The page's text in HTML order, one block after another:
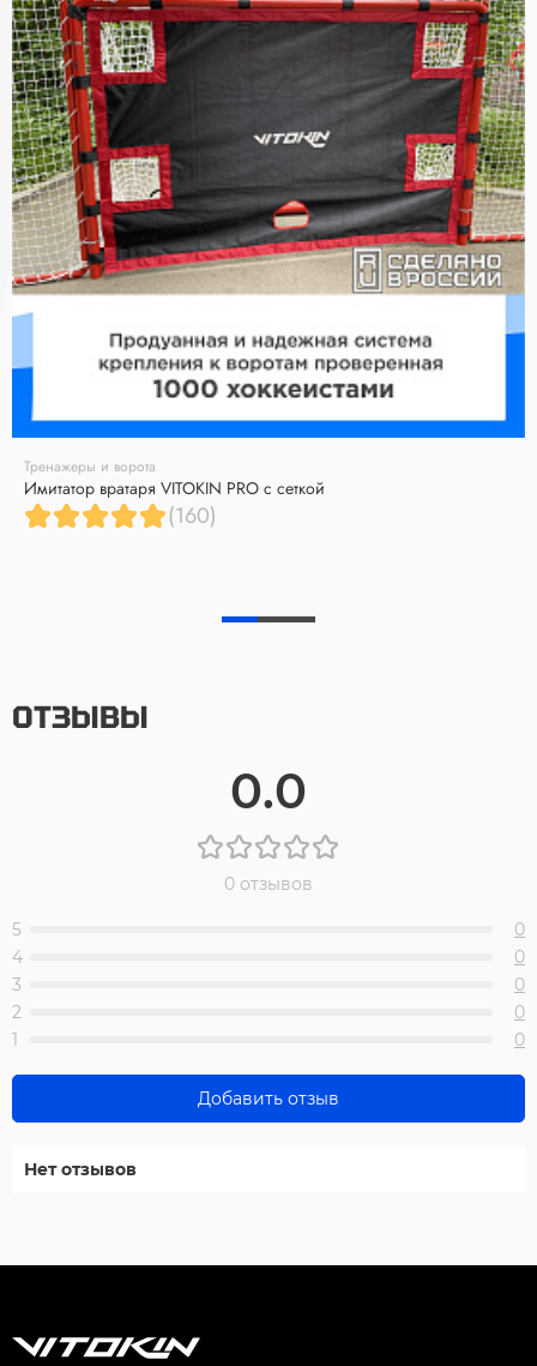
Тренажеры и ворота
Имитатор вратаря VITOKIN PRO с сеткой
(160)
ОТЗЫВЫ
0.0
0 отзывов
5
0
4
0
3
0
2
0
1
0
Добавить отзыв
Нет отзывов